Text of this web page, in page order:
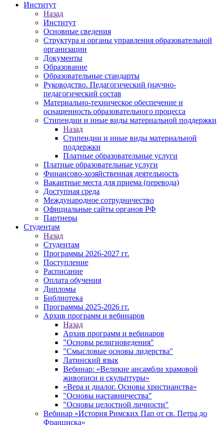
Институт
Назад
Институт
Основные сведения
Структура и органы управления образовательной
организации
Документы
Образование
Образовательные стандарты
Руководство. Педагогический (научно-
педагогический состав
Материально-техническое обеспечение и
оснащенность образовательного процесса
Стипендии и иные виды материальной поддержки
Назад
Стипендии и иные виды материальной
поддержки
Платные образовательные услуги
Платные образовательные услуги
Финансово-хозяйственная деятельность
Вакантные места для приема (перевода)
Доступная среда
Международное сотрудничество
Официальные сайты органов РФ
Партнеры
Студентам
Назад
Студентам
Программы 2026-2027 гг.
Поступление
Расписание
Оплата обучения
Дипломы
Библиотека
Программы 2025-2026 гг.
Архив программ и вебинаров
Назад
Архив программ и вебинаров
"Основы религиоведения"
"Смысловые основы лидерства"
Латинский язык
Вебинар: «Великие ансамбли храмовой
живописи и скульптуры»
«Вера и диалог. Основы христианства»
"Основы наставничества"
"Основы целостной личности"
Вебинар «История Римских Пап от св. Петра до
Франциска»